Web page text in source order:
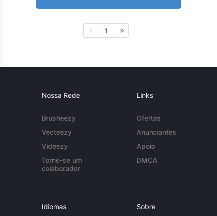
1
Nossa Rede
Brusheezy
Vecteezy
Videezy
Torne-se um
colaborador
Links
Ofertas
Anunciantes
Apoio
DMCA
Idiomas Sobre